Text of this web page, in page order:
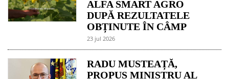
ALFA SMART AGRO
DUPĂ REZULTATELE
OBȚINUTE ÎN CÂMP
23 jul 2026
RADU MUSTEAȚĂ,
PROPUS MINISTRU AL